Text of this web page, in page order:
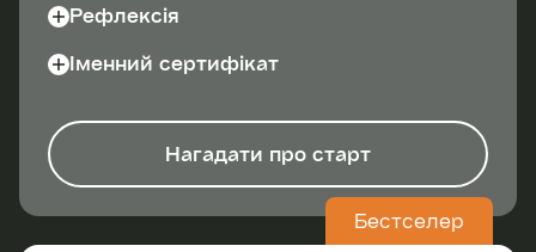
Рефлексія
Іменний сертифікат
Нагадати про старт
Бестселер